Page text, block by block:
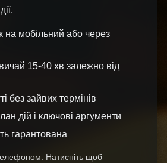
на мобільний або через
15-40 хв залежно від
без зайвих термінів
дій і ключові аргументи
гарантована
Натисніть щоб